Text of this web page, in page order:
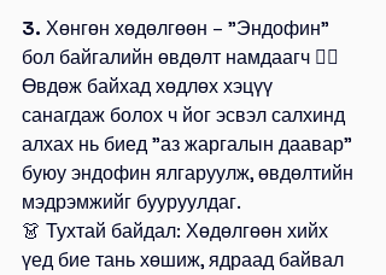
3. Хөнгөн хөдөлгөөн – "Эндофин"
бол байгалийн өвдөлт намдаагч 🧘‍♀️
Өвдөж байхад хөдлөх хэцүү
санагдаж болох ч йог эсвэл салхинд
алхах нь биед "аз жаргалын даавар"
буюу эндофин ялгаруулж, өвдөлтийн
мэдрэмжийг бууруулдаг.
👗 Тухтай байдал: Хөдөлгөөн хийх
үед бие тань хөшиж, ядраад байвал